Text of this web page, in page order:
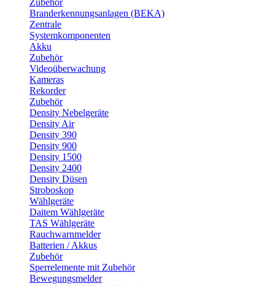
Branderkennungsanlagen (BEKA)
Zentrale
Systemkomponenten
Akku
Zubehör
Videoüberwachung
Kameras
Rekorder
Zubehör
Density Nebelgeräte
Density Air
Density 390
Density 900
Density 1500
Density 2400
Density Düsen
Stroboskop
Wählgeräte
Daitem Wählgeräte
TAS Wählgeräte
Rauchwarnmelder
Batterien / Akkus
Zubehör
Sperrelemente mit Zubehör
Bewegungsmelder